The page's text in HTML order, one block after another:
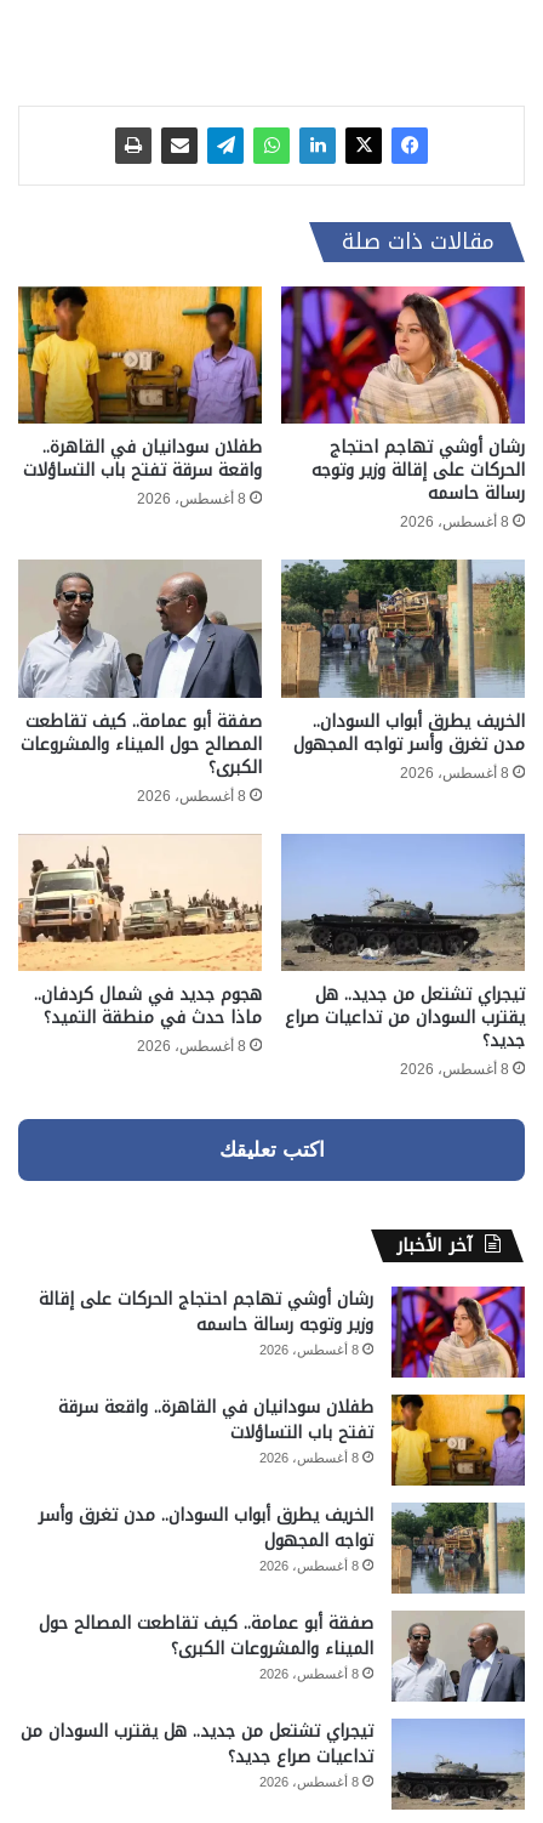
مقالات ذات صلة
رشان أوشي تهاجم احتجاج
الحركات على إقالة وزير وتوجه
رسالة حاسمه
8 أغسطس، 2026
طفلان سودانيان في القاهرة..
واقعة سرقة تفتح باب التساؤلات
8 أغسطس، 2026
الخريف يطرق أبواب السودان..
مدن تغرق وأسر تواجه المجهول
8 أغسطس، 2026
صفقة أبو عمامة.. كيف تقاطعت
المصالح حول الميناء والمشروعات
الكبرى؟
8 أغسطس، 2026
تيجراي تشتعل من جديد.. هل
يقترب السودان من تداعيات صراع
جديد؟
8 أغسطس، 2026
هجوم جديد في شمال كردفان..
ماذا حدث في منطقة التميد؟
8 أغسطس، 2026
اكتب تعليقك
آخر الأخبار
رشان أوشي تهاجم احتجاج الحركات على إقالة
وزير وتوجه رسالة حاسمه
8 أغسطس، 2026
طفلان سودانيان في القاهرة.. واقعة سرقة
تفتح باب التساؤلات
8 أغسطس، 2026
الخريف يطرق أبواب السودان.. مدن تغرق وأسر
تواجه المجهول
8 أغسطس، 2026
صفقة أبو عمامة.. كيف تقاطعت المصالح حول
الميناء والمشروعات الكبرى؟
8 أغسطس، 2026
تيجراي تشتعل من جديد.. هل يقترب السودان من
تداعيات صراع جديد؟
8 أغسطس، 2026